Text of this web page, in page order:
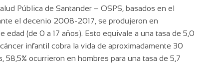
Pública de Santander – OSPS, basados en el
el decenio 2008-2017, se produjeron en
edad (de 0 a 17 años). Esto equivale a una tasa de 5,0
infantil cobra la vida de aproximadamente 30
ocurrieron en hombres para una tasa de 5,7